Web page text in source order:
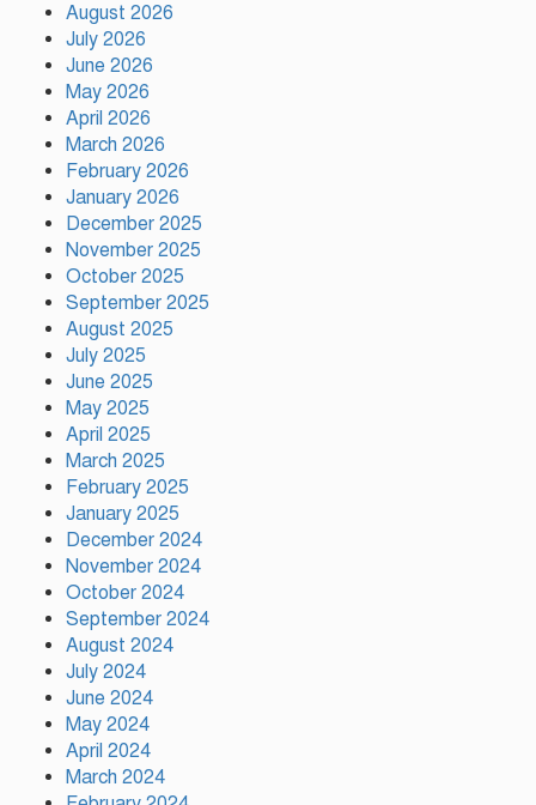
জমিয়ত
দুর্গাপূজায় আসছে সালমার নতুন গান,
রেকর্ড সম্পন্ন
August 2026
July 2026
June 2026
May 2026
April 2026
March 2026
February 2026
January 2026
December 2025
November 2025
October 2025
September 2025
August 2025
July 2025
June 2025
May 2025
April 2025
March 2025
February 2025
January 2025
December 2024
November 2024
October 2024
September 2024
August 2024
July 2024
June 2024
May 2024
April 2024
March 2024